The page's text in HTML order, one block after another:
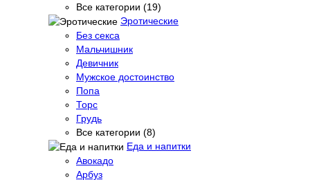
Все категории (19)
Эротические
Без секса
Мальчишник
Девичник
Мужское достоинство
Попа
Торс
Грудь
Все категории (8)
Еда и напитки
Авокадо
Арбуз